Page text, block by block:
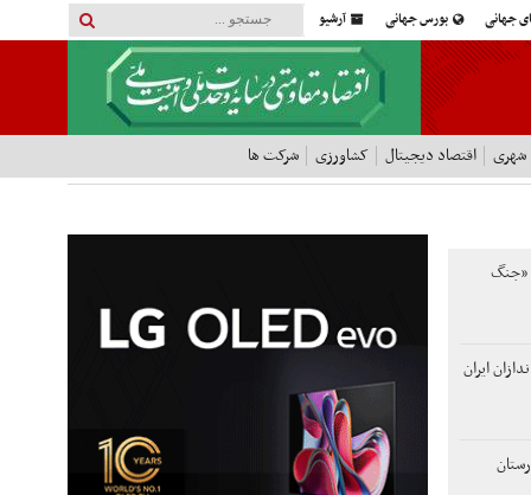
جهانی بورس جهانی آرشیو
شهری اقتصاد دیجیتال کشاورزی شرکت ها
«جنگ
ایران